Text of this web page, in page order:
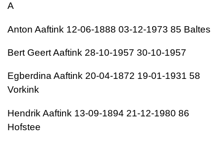
A
Anton Aaftink 12-06-1888 03-12-1973 85 Baltes
Bert Geert Aaftink 28-10-1957 30-10-1957
Egberdina Aaftink 20-04-1872 19-01-1931 58
Vorkink
Hendrik Aaftink 13-09-1894 21-12-1980 86
Hofstee